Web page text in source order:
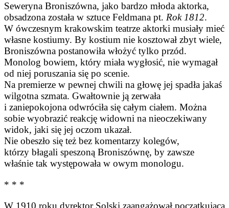
Seweryna Broniszówna, jako bardzo młoda aktorka,
obsadzona została w sztuce Feldmana pt. Rok 1812.
W ówczesnym krakowskim teatrze aktorki musiały mieć
własne kostiumy. By kostium nie kosztował zbyt wiele,
Broniszówna postanowiła włożyć tylko przód.
Monolog bowiem, który miała wygłosić, nie wymagał
od niej poruszania się po scenie.
Na premierze w pewnej chwili na głowę jej spadła jakaś
wilgotna szmata. Gwałtownie ją zerwała
i zaniepokojona odwróciła się całym ciałem. Można
sobie wyobrazić reakcję widowni na nieoczekiwany
widok, jaki się jej oczom ukazał.
Nie obeszło się też bez komentarzy kolegów,
którzy błagali speszoną Broniszównę, by zawsze
właśnie tak występowała w owym monologu.
* * *
W 1910 roku dyrektor Solski zaangażował początkującą